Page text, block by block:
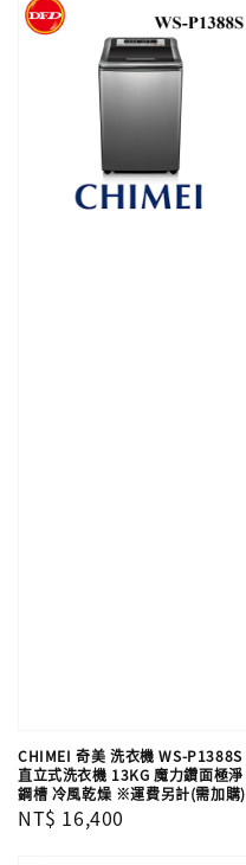
CHIMEI 奇美 洗衣機 WS-P1388S
直立式洗衣機 13KG 魔力鑽面極淨
鋼槽 冷風乾燥 ※運費另計(需加購)
Regular
NT$ 16,400